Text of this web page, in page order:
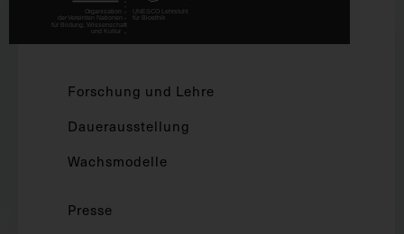
Forschung und Lehre
Dauerausstellung
Wachsmodelle
Presse